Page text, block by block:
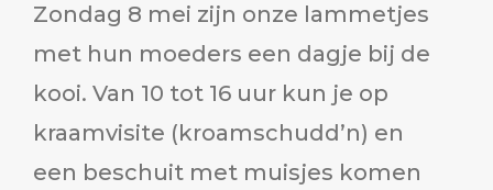
Zondag 8 mei zijn onze lammetjes
met hun moeders een dagje bij de
kooi. Van 10 tot 16 uur kun je op
kraamvisite (kroamschudd’n) en
een beschuit met muisjes komen